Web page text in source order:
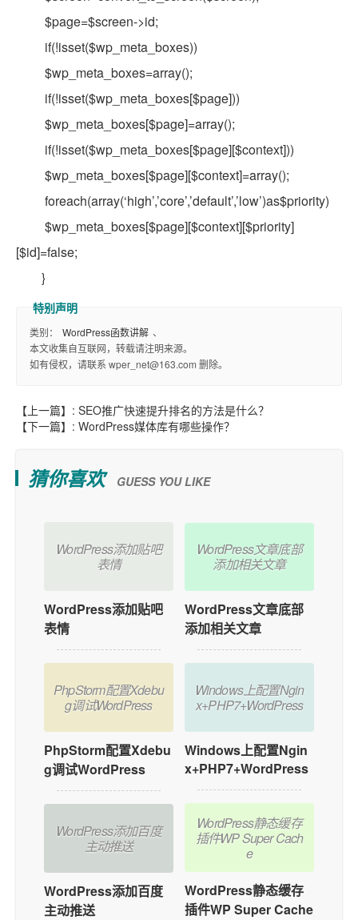
$page=$screen->id;
if(!isset($wp_meta_boxes))
$wp_meta_boxes=array();
if(!isset($wp_meta_boxes[$page]))
$wp_meta_boxes[$page]=array();
if(!isset($wp_meta_boxes[$page][$context]))
$wp_meta_boxes[$page][$context]=array();
foreach(array(‘high’,’core’,’default’,’low’)as$priority)
$wp_meta_boxes[$page][$context][$priority]
[$id]=false;
}
类别： WordPress函数讲解 、
本文收集自互联网，转载请注明来源。
如有侵权，请联系 wper_net@163.com 删除。
【上一篇】: SEO推广快速提升排名的方法是什么？
【下一篇】: WordPress媒体库有哪些操作？
猜你喜欢 GUESS YOU LIKE
WordPress添加贴吧
表情
WordPress添加贴吧
表情
PhpStorm配置Xdebu
g调试WordPress
PhpStorm配置Xdebu
g调试WordPress
WordPress添加百度
主动推送
WordPress添加百度
主动推送
WordPress文章底部
添加相关文章
WordPress文章底部
添加相关文章
Windows上配置Ngin
x+PHP7+WordPress
Windows上配置Ngin
x+PHP7+WordPress
WordPress静态缓存
插件WP Super Cach
e
WordPress静态缓存
插件WP Super Cache